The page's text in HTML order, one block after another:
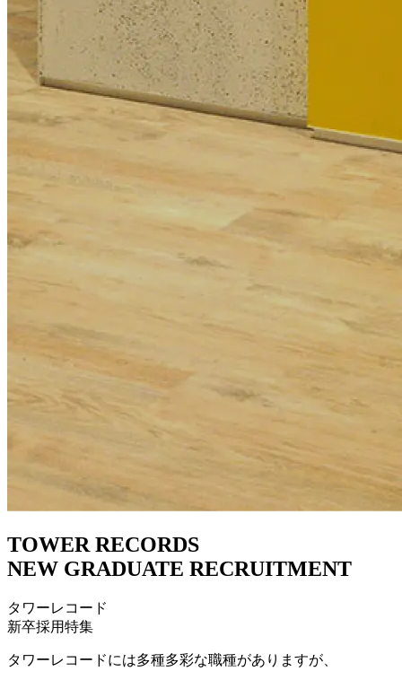
TOWER RECORDS
NEW GRADUATE RECRUITMENT
タワーレコード
新卒採用特集
タワーレコードには多種多彩な職種がありますが、